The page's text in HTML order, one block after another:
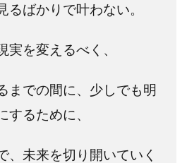
るばかりで叶わない。
実を変えるべく、
までの間に、少しでも明
するために、
、未来を切り開いていく